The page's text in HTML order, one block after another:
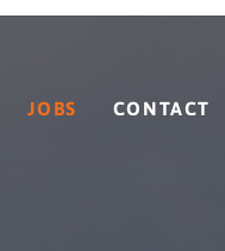
JOBS CONTACT